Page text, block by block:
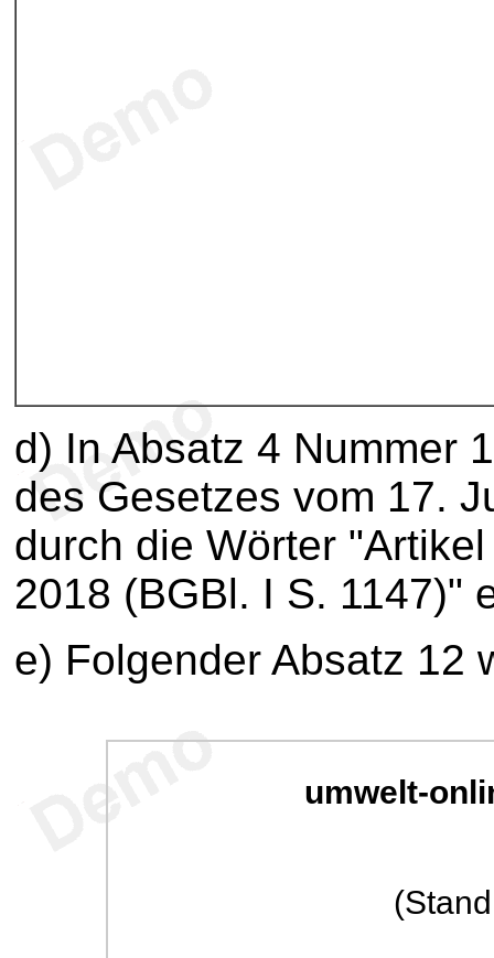
d) In Absatz 4 Nummer
des Gesetzes vom 17.
durch die Wörter
2018 (BGBl. I S. 1147)"
e) Folgender Absatz 12
umwelt-